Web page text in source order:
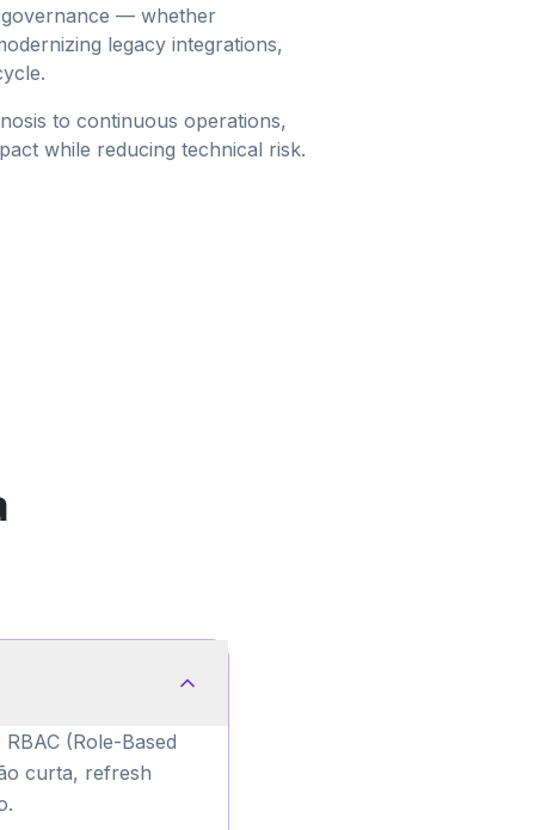
— whether
legacy integrations,
to continuous operations,
while reducing technical risk.
(Role-Based
curta, refresh